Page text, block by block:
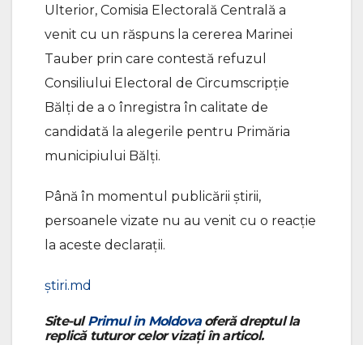
Ulterior, Comisia Electorală Centrală a
venit cu un răspuns la cererea Marinei
Tauber prin care contestă refuzul
Consiliului Electoral de Circumscripție
Bălți de a o înregistra în calitate de
candidată la alegerile pentru Primăria
municipiului Bălți.
Până în momentul publicării știrii,
persoanele vizate nu au venit cu o reacție
la aceste declarații.
știri.md
Site-ulPrimul in Moldovaoferă dreptul la
replică tuturor celor vizați în articol.